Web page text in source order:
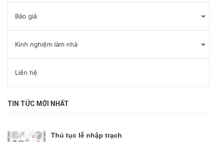
Báo giá
Kinh nghiệm làm nhà
Liên hệ
TIN TỨC MỚI NHẤT
Thủ tục lễ nhập trạch